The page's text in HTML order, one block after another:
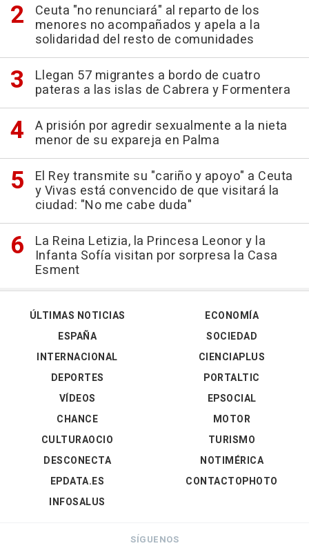
Ceuta "no renunciará" al reparto de los
menores no acompañados y apela a la
solidaridad del resto de comunidades
Llegan 57 migrantes a bordo de cuatro
pateras a las islas de Cabrera y Formentera
A prisión por agredir sexualmente a la nieta
menor de su expareja en Palma
El Rey transmite su "cariño y apoyo" a Ceuta
y Vivas está convencido de que visitará la
ciudad: "No me cabe duda"
La Reina Letizia, la Princesa Leonor y la
Infanta Sofía visitan por sorpresa la Casa
Esment
ÚLTIMAS NOTICIAS
ESPAÑA
INTERNACIONAL
DEPORTES
VÍDEOS
ECONOMÍA
SOCIEDAD
CIENCIAPLUS
PORTALTIC
EPSOCIAL
CHANCE
CULTURAOCIO
DESCONECTA
EPDATA.ES
INFOSALUS
MOTOR
TURISMO
NOTIMÉRICA
CONTACTOPHOTO
SÍGUENOS